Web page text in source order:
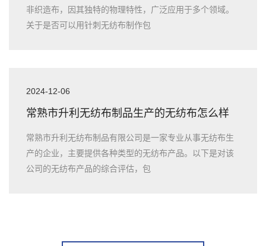
非织造布，因其独特的物理特性，广泛应用于多个领域。
关于是否可以用针刺无纺布制作包
2024-12-06
常熟市升利无纺布制品生产的无纺布怎么样
常熟市升利无纺布制品有限公司是一家专业从事无纺布生
产的企业，主要提供各种类型的无纺布产品。以下是对该
公司的无纺布产品的综合评估，包